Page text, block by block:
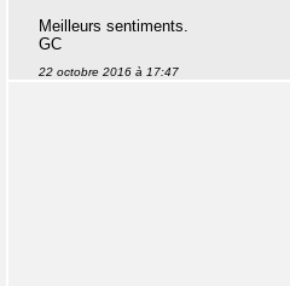
Meilleurs sentiments.
GC
22 octobre 2016 à 17:47